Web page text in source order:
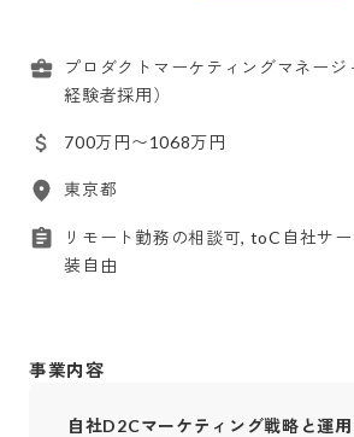
プロダクトマーケティングマネージ
経験者採用）
700万円〜1068万円
東京都
リモート勤務の相談可, toC自社サ
装自由
事業内容
自社D2Cマーケティング戦略と運用